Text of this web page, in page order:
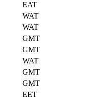
EAT
WAT
WAT
GMT
GMT
WAT
GMT
GMT
EET